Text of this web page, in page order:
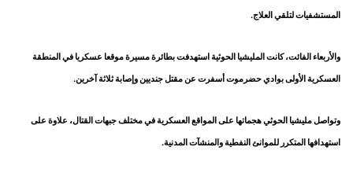
المستشفيات لتلقي العلاج.
والأربعاء الفائت، كانت المليشيا الحوثية استهدفت بطائرة مسيرة موقعا عسكريا في المنطقة
العسكرية الأولى بوادي حضرموت أسفرت عن مقتل جنديين وإصابة ثلاثة آخرين.
وتواصل مليشيا الحوثي هجماتها على المواقع العسكرية في مختلف جبهات القتال، علاوة على
استهدافها المتكرر للموانئ النفطية والمنشآت المدنية.